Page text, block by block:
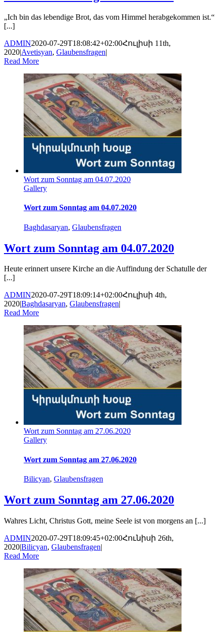
„Ich bin das lebendige Brot, das vom Himmel herabgekommen ist.“
[...]
ADMIN2020-07-29T18:08:42+02:00Հուլիսի 11th,
2020|Avetisyan, Glaubensfragen|
Read More
Wort zum Sonntag am 04.07.2020
Gallery
Wort zum Sonntag am 04.07.2020
Baghdasaryan, Glaubensfragen
Wort zum Sonntag am 04.07.2020
Heute erinnert unsere Kirche an die Auffindung der Schatulle der
[...]
ADMIN2020-07-29T18:09:14+02:00Հուլիսի 4th,
2020Baghdasaryan, Glaubensfragen
Read More
Wort zum Sonntag am 27.06.2020
Gallery
Wort zum Sonntag am 27.06.2020
Bilicyan, Glaubensfragen
Wort zum Sonntag am 27.06.2020
Wahres Licht, Christus Gott, meine Seele ist von morgens an [...]
ADMIN2020-07-29T18:09:45+02:00Հունիսի 26th,
2020|Bilicyan, Glaubensfragen|
Read More